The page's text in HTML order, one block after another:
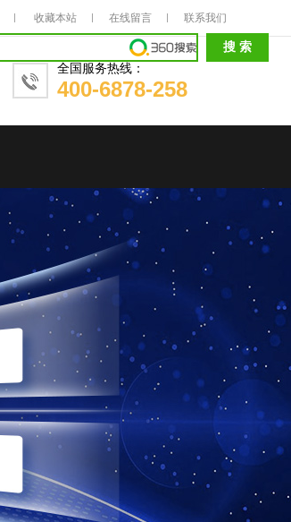
收藏本站 在线留言 联系我们
全国服务热线：
400-6878-258